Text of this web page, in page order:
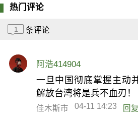
热门评论
1 条评论
阿浩414904
一旦中国彻底掌握主动
解放台湾将是兵不血刃！
佳木斯市 04-11 14:23 回复